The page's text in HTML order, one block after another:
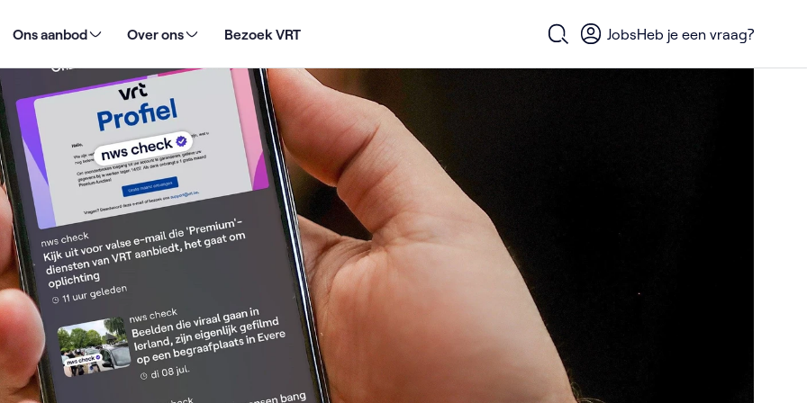
Ons aanbod Over ons Bezoek VRT
Open zoekformulier
JobsHeb je een vraag?
van VRT duikt op